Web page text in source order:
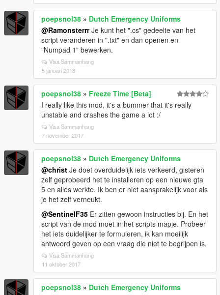
poepsnol38 » Dutch Emergency Uniforms
@RamonsterrrJe kunt het ".cs" gedeelte van het
script veranderen in ".txt" en dan openen en
"Numpad 1" bewerken.
Visa Sammanhang
5 januari 2018
poepsnol38 » Freeze Time [Beta]
I really like this mod, it's a bummer that it's really
unstable and crashes the game a lot :/
Visa Sammanhang
7 november 2017
poepsnol38 » Dutch Emergency Uniforms
@christ Je doet overduidelijk iets verkeerd, gisteren
zelf geprobeerd het te installeren op een nieuwe gta
5 en alles werkte. Ik ben er niet aansprakelijk voor als
je het zelf verneukt.
@SentinelF35 Er zitten gewoon instructies bij. En het
script van de mod moet in het scripts mapje. Probeer
het iets duidelijker te formuleren, ik kan moeilijk
antwoord geven op een vraag die niet te begrijpen is.
Visa Sammanhang
11 oktober 2017
poepsnol38 » Dutch Emergency Uniforms